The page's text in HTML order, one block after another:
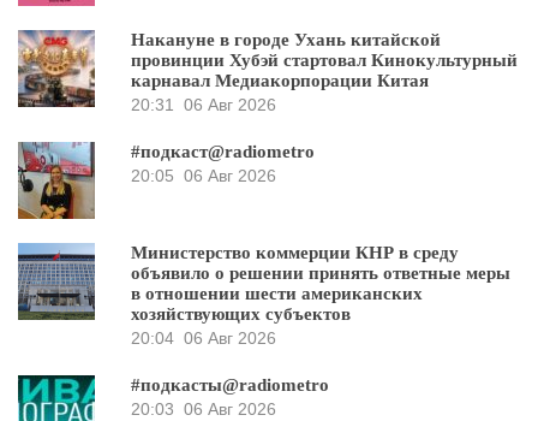
Накануне в городе Ухань китайской
провинции Хубэй стартовал Кинокультурный
карнавал Медиакорпорации Китая
20:31
06 Авг 2026
#подкаст@radiometro
20:05 06 Авг 2026
Министерство коммерции КНР в среду
объявило о решении принять ответные меры
в отношении шести американских
хозяйствующих субъектов
20:04 06 Авг 2026
#подкасты@radiometro
20:03 06 Авг 2026